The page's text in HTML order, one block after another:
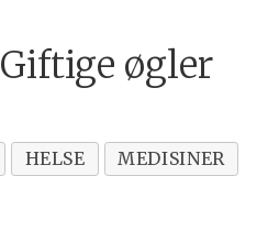
Giftige øgler
HELSE
MEDISINER